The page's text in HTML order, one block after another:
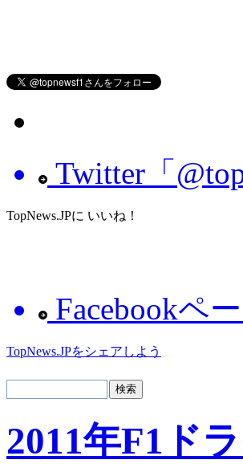
Twitter「
TopNews.JPに いいね！
Facebookペ
TopNews.JPをシェアしよう
2011年F1ド